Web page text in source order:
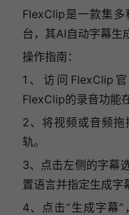
FlexClip是一款集
台，其AI自动字幕生
操作指南：
1、访问FlexClip
FlexClip的录音功能
2、将视频或音频
轨。
3、点击左侧的字幕
置语言并指定生成字
4、点击“生成字幕